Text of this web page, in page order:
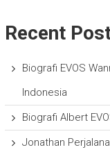
Recent
Biografi EVOS
Indonesia
Biografi Albert
Jonathan